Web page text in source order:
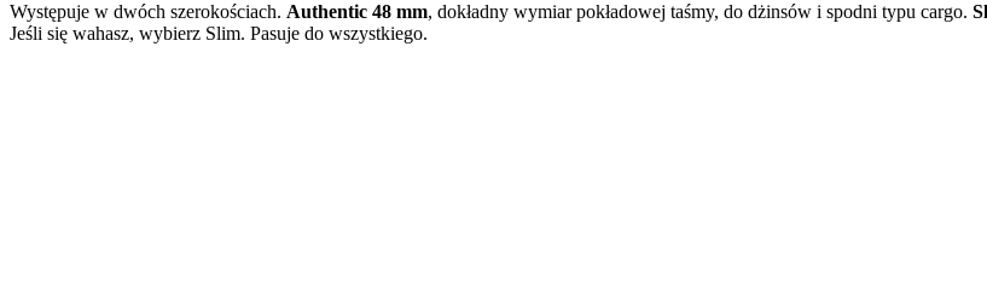
Występuje w dwóch szerokościach. Authentic 48 mm, dokładny wymiar pokładowej taśmy, do dżinsów i spodni typu cargo.
Jeśli się wahasz, wybierz Slim. Pasuje do wszystkiego.